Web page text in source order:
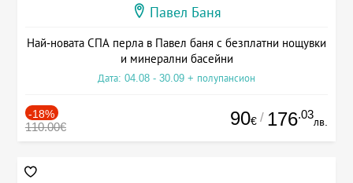
Павел Баня
Най-новата СПА перла в Павел баня с безплатни нощувки
и минерални басейни
Дата: 04.08 - 30.09 + полупансион
-18%
110.00€ 90€ / 176.03
лв.